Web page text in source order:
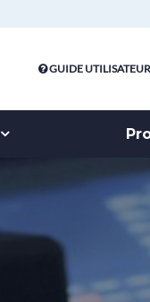
GUIDE UTILISATEUR